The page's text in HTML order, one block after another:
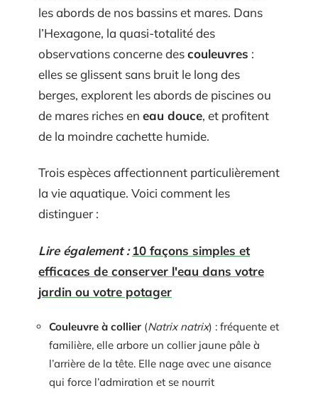
les abords de nos bassins et mares. Dans
l’Hexagone, la quasi-totalité des
observations concerne descouleuvres :
elles se glissent sans bruit le long des
berges, explorent les abords de piscines ou
de mares riches en eau douce, et profitent
de la moindre cachette humide.
Trois espèces affectionnent particulièrement
la vie aquatique. Voici comment les
distinguer :
Lire également : 10 façons simples et
efficaces de conserver l'eau dans votre
jardin ou votre potager
Couleuvre à collier (Natrix natrix) : fréquente et
familière, elle arbore un collier jaune pâle à
l’arrière de la tête. Elle nage avec une aisance
qui force l’admiration et se nourrit